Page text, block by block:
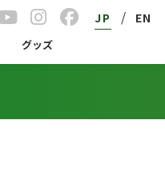
JP / EN
グッズ